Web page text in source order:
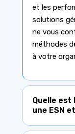
et les
solutions
ne vous
méthodes
à votre
Quelle
une ESN